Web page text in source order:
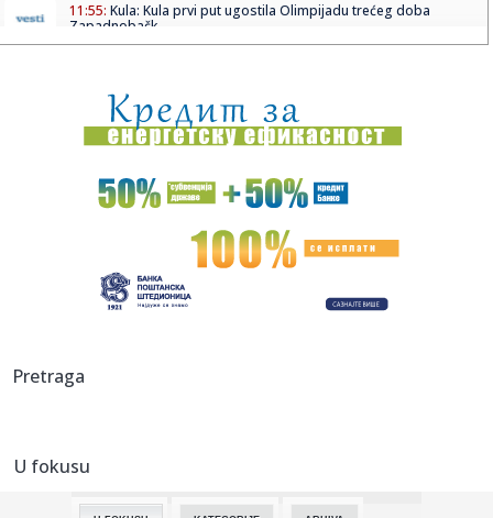
11:55: Kula: Kula prvi put ugostila Olimpijadu trećeg doba
Zapadnobačk...
11:53:Rusi besni na klub zbog Albanca koji je provocirao Srbe
11:53:ILIĆ PRESEKAO: Četvorica iz prvog tima Partizana sele se u
Tele...
KoZmaj Fest donosi muziku i prirodu na Kosmaj
11:49:Velika odluka pred Dejvisom: U igri ugovor od 275 miliona
11:47:
Pretraga
U fokusu